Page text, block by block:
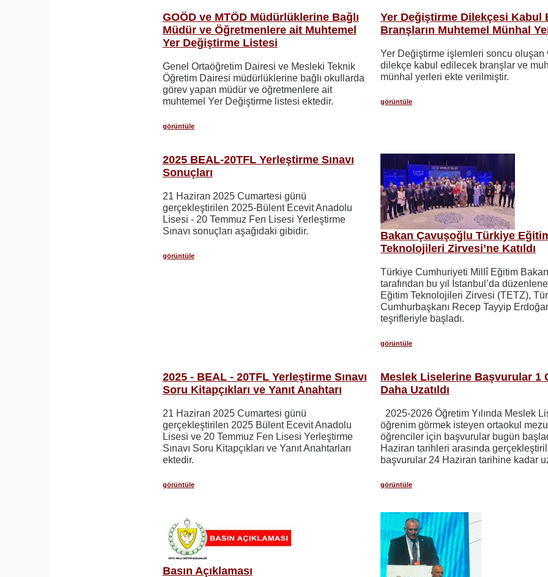
GOÖD ve MTÖD Müdürlüklerine Bağlı
Müdür ve Öğretmenlere ait Muhtemel
Yer Değiştirme Listesi
Genel Ortaöğretim Dairesi ve Mesleki Teknik
Öğretim Dairesi müdürlüklerine bağlı okullarda
görev yapan müdür ve öğretmenlere ait
muhtemel Yer Değiştirme listesi ektedir.
görüntüle
Yer Değiştirme Dilekçesi Kabul
Branşların Muhtemel Münhal
Yer Değiştirme işlemleri soncu oluşan
dilekçe kabul edilecek branşlar ve
münhal yerleri ekte verilmiştir.
görüntüle
2025 BEAL-20TFL Yerleştirme Sınavı
Sonuçları
21 Haziran 2025 Cumartesi günü
gerçekleştirilen 2025-Bülent Ecevit Anadolu
Lisesi - 20 Temmuz Fen Lisesi Yerleştirme
Sınavı sonuçları aşağıdaki gibidir.
görüntüle
Bakan Çavuşoğlu Türkiye
Teknolojileri Zirvesi’ne Katıldı
​​​​​​​Türkiye Cumhuriyeti Millî Eğitim
tarafından bu yıl İstanbul’da
Eğitim Teknolojileri Zirvesi (TETZ),
Cumhurbaşkanı Recep Tayyip
teşrifleriyle başladı.
görüntüle
2025 - BEAL - 20TFL Yerleştirme Sınavı
Soru Kitapçıkları ve Yanıt Anahtarı
21 Haziran 2025 Cumartesi günü
gerçekleştirilen 2025 Bülent Ecevit Anadolu
Lisesi ve 20 Temmuz Fen Lisesi Yerleştirme
Sınavı Soru Kitapçıkları ve Yanıt Anahtarları
ektedir.
görüntüle
Meslek Liselerine Başvurular 1
Daha Uzatıldı
2025-2026 Öğretim Yılında Meslek
öğrenim görmek isteyen ortaokul
öğrenciler için başvurular bugün
Haziran tarihleri arasında
başvurular 24 Haziran tarihine kadar
görüntüle
Basın Açıklaması